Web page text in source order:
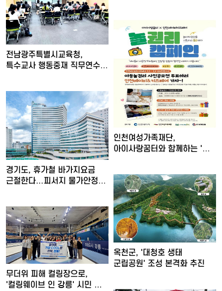
전남광주특별시교육청,
특수교사 행동중재 직무연수
인천여성가족재단,
아이사랑꿈터와 함께하는 '놀
경기도, 휴가철 바가지요금
근절한다…피서지 물가안정
옥천군, '대청호 생태
군립공원' 조성 본격화 추진
무더위 피해 컬링장으로,
'컬링웨이브 인 강릉' 시민 …